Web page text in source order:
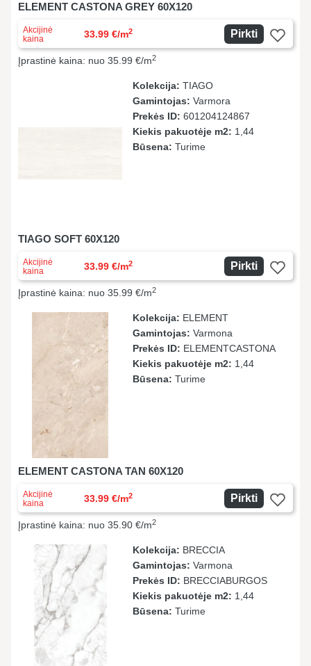
ELEMENT CASTONA GREY 60X120
Akcijinė
kaina
33.99 €/m2 Pirkti
Įprastinė kaina: nuo 35.99 €/m2
Kolekcija: TIAGO
Gamintojas: Varmora
Prekės ID: 601204124867
Kiekis pakuotėje m2: 1,44
Būsena: Turime
TIAGO SOFT 60X120
Akcijinė
kaina
33.99 €/m2 Pirkti
Įprastinė kaina: nuo 35.99 €/m2
Kolekcija: ELEMENT
Gamintojas: Varmona
Prekės ID: ELEMENTCASTONA
Kiekis pakuotėje m2: 1,44
Būsena: Turime
ELEMENT CASTONA TAN 60X120
Akcijinė
kaina
33.99 €/m2 Pirkti
Įprastinė kaina: nuo 35.90 €/m2
Kolekcija: BRECCIA
Gamintojas: Varmona
Prekės ID: BRECCIABURGOS
Kiekis pakuotėje m2: 1,44
Būsena: Turime